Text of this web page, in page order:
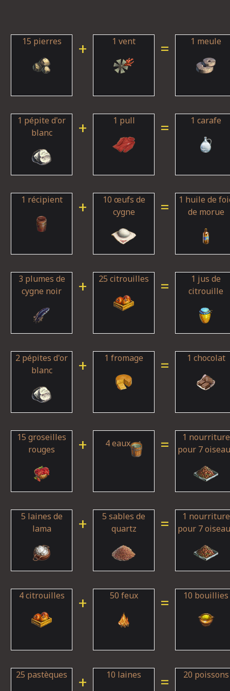
15 pierres + 1 vent = 1 meule
1 pépite d'or
blanc
+ 1 pull = 1 carafe
1 récipient +
10 œufs de
cygne
=
1 huile de
de morue
3 plumes de
cygne noir
+ 25 citrouilles =
1 jus de
citrouille
2 pépites d'or
blanc
+ 1 fromage = 1 chocolat
15 groseilles
rouges
+ 4 eaux =
1 nourriture
pour 7
5 laines de
lama
+
5 sables de
quartz
=
1 nourriture
pour 7
4 citrouilles + 50 feux = 10 bouillies
25 pastèques + 10 laines = 20 poissons